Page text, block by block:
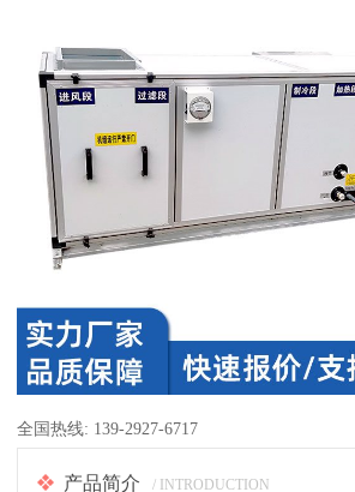
全国热线: 139-2927-6717
产品简介 / INTRODUCTION